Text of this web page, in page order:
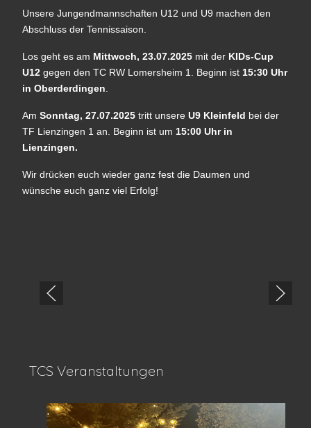
Unsere Jungendmannschaften U12 und U9 machen den
Abschluss der Tennissaison.
Los geht es am Mittwoch, 23.07.2025 mit der KIDs-Cup
U12 gegen den TC RW Lomersheim 1. Beginn ist 15:30 Uhr
in Oberderdingen
Am Sonntag, 27.07.2025 tritt unsere U9 Kleinfeld bei der
TF Lienzingen 1 an. Beginn ist um 15:00 Uhr in
Lienzingen.
Wir drücken euch wieder ganz fest die Daumen und
wünsche euch ganz viel Erfolg!
TCS Veranstaltungen